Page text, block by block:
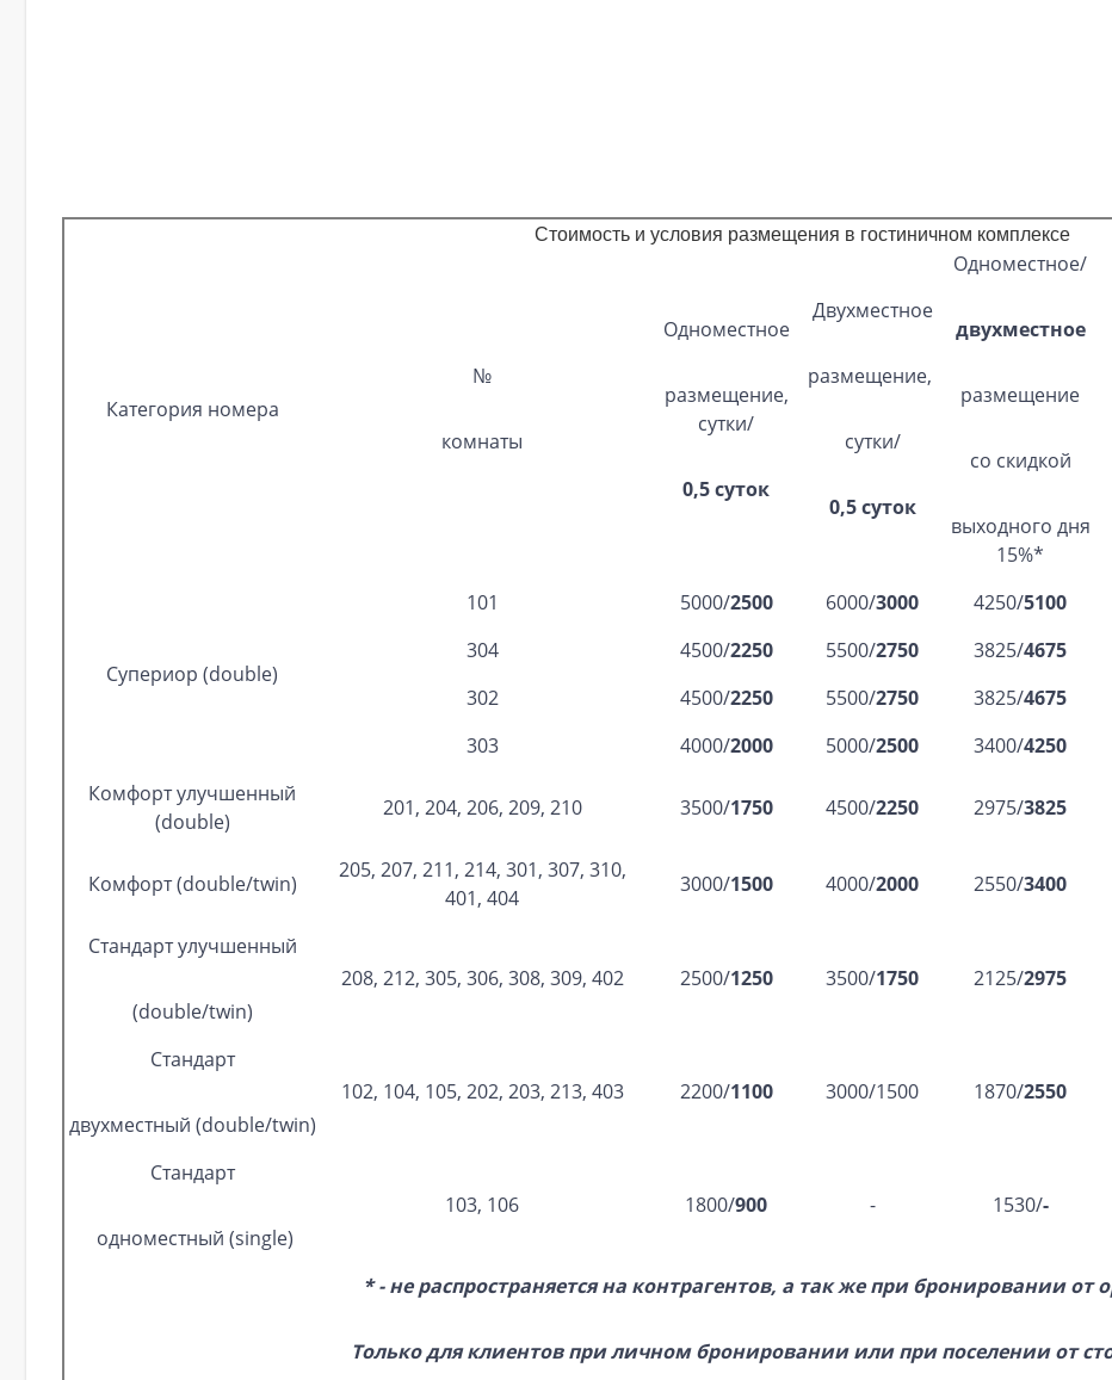
Стоимость и условия размещения в гостиничном комплексе
Категория номера
№
комнаты
Одноместное
размещение,
сутки/
0,5 суток
Двухместное
размещение,
сутки/
0,5 суток
Одноместное/
двухместное
размещение
со скидкой
выходного дня
15%*
Супериор (double)
101 5000/2500 6000/3000 4250/5100
304
4500/2250 5500/2750 3825/4675
302
4500/2250 5500/2750 3825/4675
303
4000/2000 5000/2500 3400/4250
Комфорт улучшенный
(double)
201, 204, 206, 209, 210 3500/1750 4500/2250 2975/3825
Комфорт (double/twin)
205, 207, 211, 214, 301, 307, 310,
401, 404
3000/1500 4000/2000 2550/3400
Стандарт улучшенный
(double/twin)
208, 212, 305, 306, 308, 309, 402 2500/1250 3500/1750 2125/2975
Стандарт
двухместный (double/twin)
102, 104, 105, 202, 203, 213, 403 2200/1100 3000/1500 1870/2550
Стандарт
одноместный (single)
103, 106 1800/900 - 1530/-
* - не распространяется на контрагентов, а так же при бронировании от
Только для клиентов при личном бронировании или при поселении от